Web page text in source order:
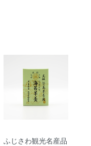
ふじさわ観光名産品